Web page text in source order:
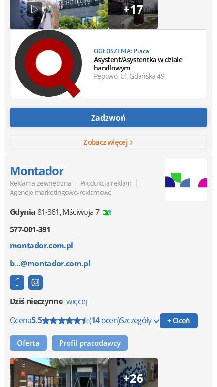
+17
OGŁOSZENIA: Praca
Asystent/Asystentka w dziale
handlowym
Pępowo, Ul. Gdańska 49
Zadzwoń
Zobacz więcej
Montador
Reklama zewnętrzna | Produkcja reklam |
Agencje marketingowo-reklamowe
Gdynia81-361,Mściwoja 7
577-001-391
montador.com.pl
b...@montador.com.pl
Dziś nieczynne więcej
Ocena5.5 (14ocen)Szczegóły + Oceń
Oferta Profil pracodawcy
+26